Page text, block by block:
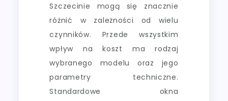
Szczecinie mogą się znacznie
różnić w zależności od wielu
czynników. Przede wszystkim
wpływ na koszt ma rodzaj
wybranego modelu oraz jego
parametry techniczne.
Standardowe okna